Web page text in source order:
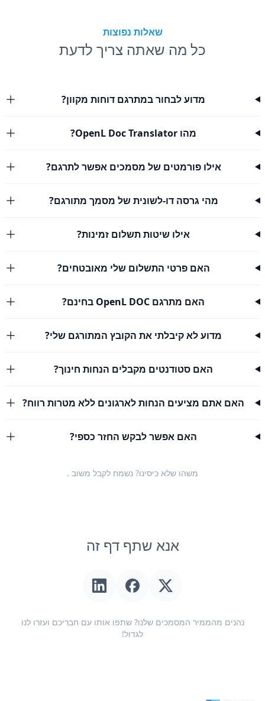
שאלות נפוצות
כל מה שאתה צריך לדעת
מדוע לבחור במתרגם דוחות מקוון?
מהו OpenL Doc Translator?
אילו פורמטים של מסמכים אפשר לתרגם?
מהי גרסה דו-לשונית של מסמך מתורגם?
אילו שיטות תשלום זמינות?
האם פרטי התשלום שלי מאובטחים?
האם מתרגם OpenL DOC בחינם?
מדוע לא קיבלתי את הקובץ המתורגם שלי?
האם סטודנטים מקבלים הנחות חינוך?
האם אתם מציעים הנחות לארגונים ללא מטרות רווח?
האם אפשר לבקש החזר כספי?
משהו שלא כיסינו? נשמח לקבל משוב .
אנא שתף דף זה
נהנים מהממיר המסמכים שלנו? שתפו אותו עם חבריכם ועזרו לנו
לגדול!